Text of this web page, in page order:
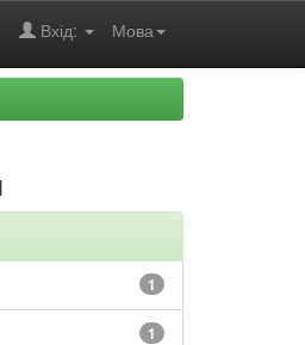
Мова
Вхід:
1
1